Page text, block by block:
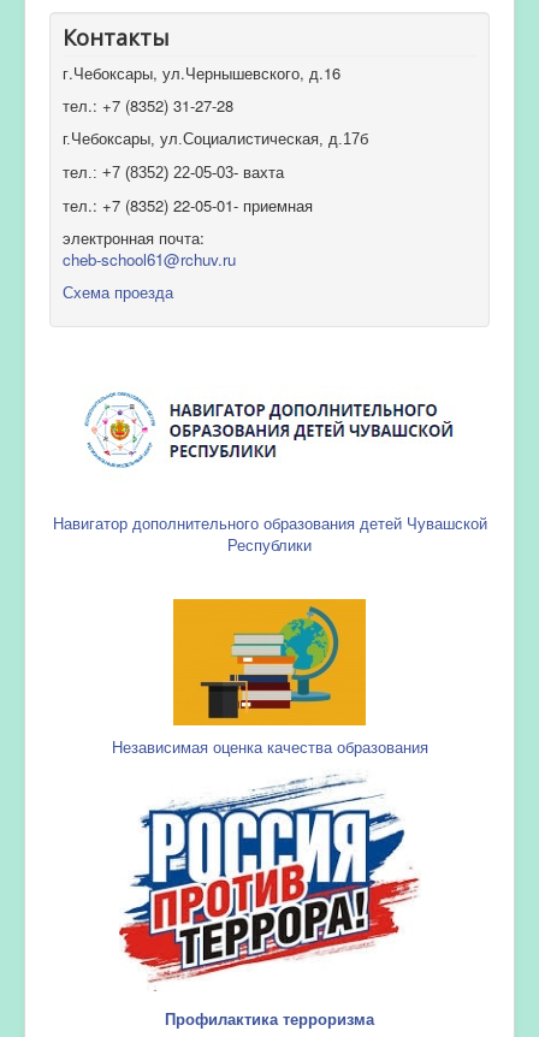
Контакты
г.Чебоксары, ул.Чернышевского, д.16
тел.: +7 (8352) 31-27-28
г.Чебоксары, ул.Социалистическая, д.17б
тел.: +7 (8352) 22-05-03- вахта
тел.: +7 (8352) 22-05-01- приемная
электронная почта:
cheb-school61@rchuv.ru
Схема проезда
Навигатор дополнительного образования детей Чувашской
Республики
Независимая оценка качества образования
Профилактика терроризма